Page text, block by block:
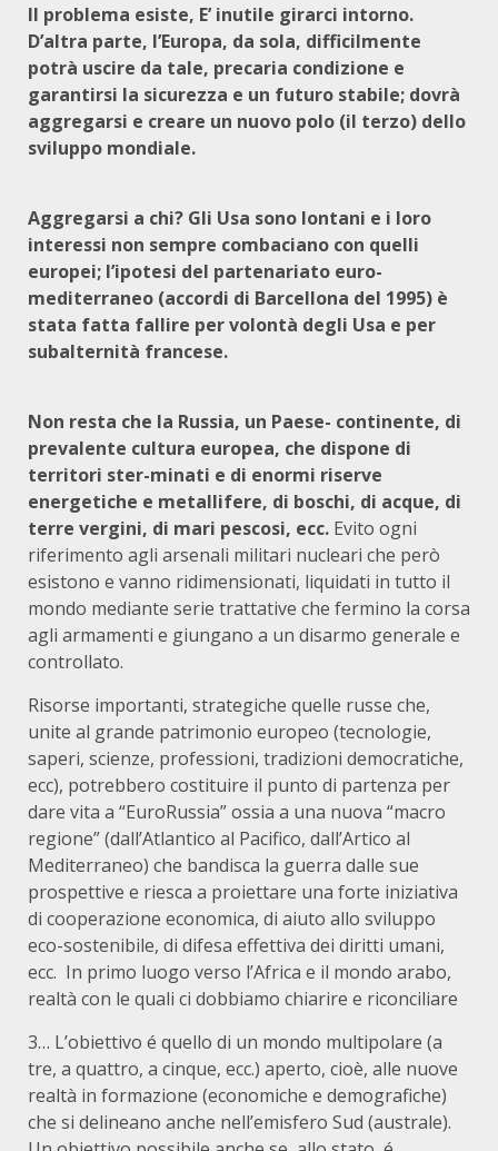
Il problema esiste, E’ inutile girarci intorno.
D’altra parte, l’Europa, da sola, difficilmente
potrà uscire da tale, precaria condizione e
garantirsi la sicurezza e un futuro stabile; dovrà
aggregarsi e creare un nuovo polo (il terzo) dello
sviluppo mondiale.
Aggregarsi a chi? Gli Usa sono lontani e i loro
interessi non sempre comba­ciano con quelli
europei; l’ipotesi del partenariato euro-
mediterraneo (accordi di Barcellona del 1995) è
stata fatta fallire per volontà degli Usa e per
subalternità francese.
Non resta che la Russia, un Paese- continente, di
prevalente cultura europea, che dispone di
territori ster-minati e di enormi riserve
energetiche e metallifere, di boschi, di acque, di
terre vergini, di mari pescosi, ecc. Evito ogni
riferimento agli arsenali militari nucleari che però
esistono e vanno ridimensionati, liquidati in tutto il
mondo mediante serie trattative che fermino la corsa
agli armamenti e giungano a un disarmo generale e
controllato.
Risorse importanti, strategiche quelle russe che,
unite al grande patrimonio europeo (tecnologie,
saperi, scienze, professioni, tradizioni democratiche,
ecc), potrebbero costituire il punto di partenza per
dare vita a “EuroRussia” ossia a una nuova “macro
regione” (dall’Atlantico al Pacifico, dall’Artico al
Mediterraneo) che bandisca la guerra dalle sue
prospettive e riesca a proiettare una forte iniziativa
di cooperazione economica, di aiuto allo sviluppo
eco-sostenibile, di difesa effettiva dei diritti umani,
ecc. In primo luogo verso l’Africa e il mondo arabo,
realtà con le quali ci dobbiamo chiarire e riconciliare
3… L’obiettivo é quello di un mondo multipolare (a
tre, a quattro, a cinque, ecc.) aperto, cioè, alle nuove
realtà in formazione (economiche e demografiche)
che si delineano anche nell’emisfero Sud (australe).